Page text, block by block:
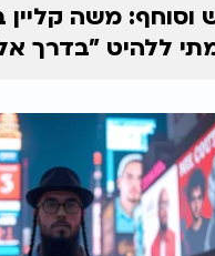
וסוחף: משה קליין
ללהיט "בדרך